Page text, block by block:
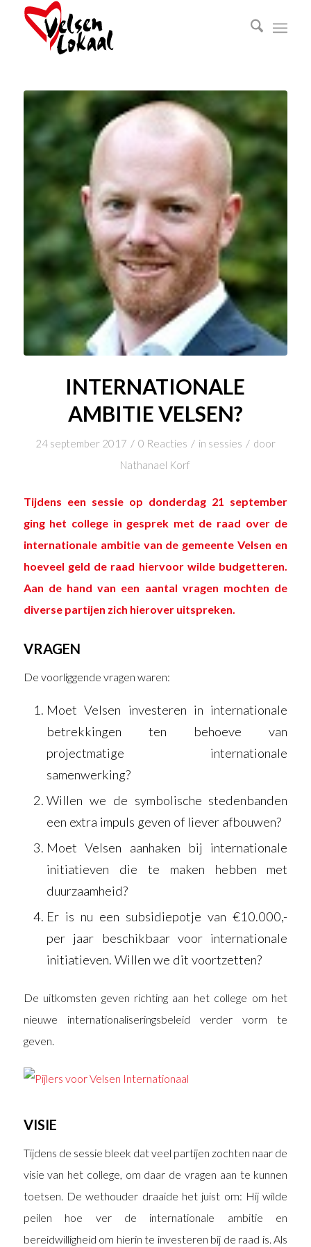
INTERNATIONALE
AMBITIE VELSEN?
24 september 2017 / 0 Reacties / in sessies / door
Nathanael Korf
Tijdens een sessie op donderdag 21 september
ging het college in gesprek met de raad over de
internationale ambitie van de gemeente Velsen en
hoeveel geld de raad hiervoor wilde budgetteren.
Aan de hand van een aantal vragen mochten de
diverse partijen zich hierover uitspreken.
VRAGEN
De voorliggende vragen waren:
Moet Velsen investeren in internationale
betrekkingen ten behoeve van
projectmatige internationale
samenwerking?
Willen we de symbolische stedenbanden
een extra impuls geven of liever afbouwen?
Moet Velsen aanhaken bij internationale
initiatieven die te maken hebben met
duurzaamheid?
Er is nu een subsidiepotje van €10.000,-
per jaar beschikbaar voor internationale
initiatieven. Willen we dit voortzetten?
De uitkomsten geven richting aan het college om het
nieuwe internationaliseringsbeleid verder vorm te
geven.
VISIE
Tijdens de sessie bleek dat veel partijen zochten naar de
visie van het college, om daar de vragen aan te kunnen
toetsen. De wethouder draaide het juist om: Hij wilde
peilen hoe ver de internationale ambitie en
bereidwilligheid om hierin te investeren bij de raad is. Als